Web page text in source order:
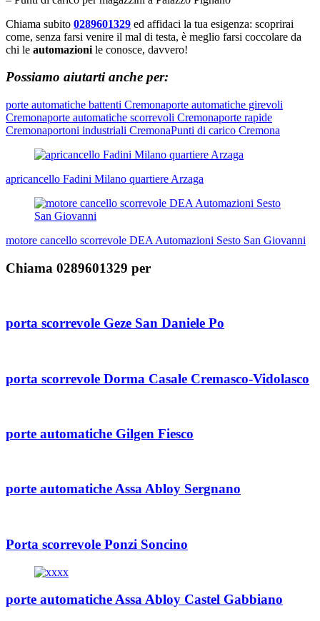
Chiama subito 0289601329 ed affidaci la tua esigenza: scoprirai
come, senza farsi venire il mal di testa, è meglio farsi coccolare da
chi le automazioni le conosce, davvero!
Possiamo aiutarti anche per:
porte automatiche battenti Cremonaporte automatiche girevoli
Cremonaporte automatiche scorrevoli Cremonaporte rapide
Cremonaportoni industriali CremonaPunti di carico Cremona
Navigazione
articoli
apricancello Fadini Milano quartiere Arzaga
motore cancello scorrevole DEA Automazioni Sesto San Giovanni
Chiama 0289601329 per
porta scorrevole Geze San Daniele Po
porta scorrevole Dorma Casale Cremasco-Vidolasco
porte automatiche Gilgen Fiesco
porte automatiche Assa Abloy Sergnano
Porta scorrevole Ponzi Soncino
porte automatiche Assa Abloy Castel Gabbiano